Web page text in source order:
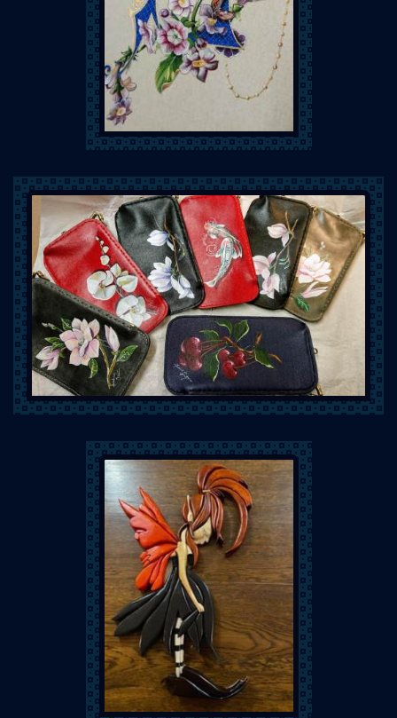
Mat Art Illustration
Mat Art Illustration